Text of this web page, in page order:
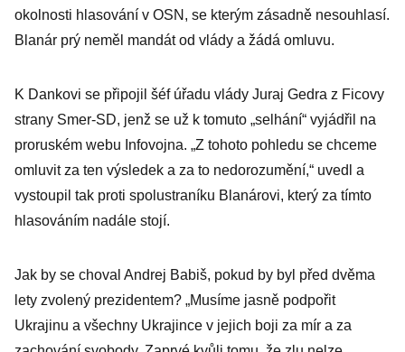
okolnosti hlasování v OSN, se kterým zásadně nesouhlasí.
Blanár prý neměl mandát od vlády a žádá omluvu.
K Dankovi se připojil šéf úřadu vlády Juraj Gedra z Ficovy
strany Smer-SD, jenž se už k tomuto „selhání“ vyjádřil na
proruském webu Infovojna. „Z tohoto pohledu se chceme
omluvit za ten výsledek a za to nedorozumění,“ uvedl a
vystoupil tak proti spolustraníku Blanárovi, který za tímto
hlasováním nadále stojí.
Jak by se choval Andrej Babiš, pokud by byl před dvěma
lety zvolený prezidentem? „Musíme jasně podpořit
Ukrajinu a všechny Ukrajince v jejich boji za mír a za